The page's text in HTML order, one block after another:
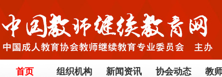
首页 组织机构 新闻资讯 协会动态 教